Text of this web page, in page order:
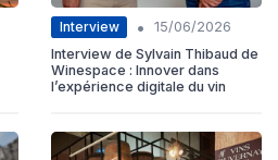
Interview •
15/06/2026
Interview de Sylvain Thibaud de
Winespace : Innover dans
l’expérience digitale du vin